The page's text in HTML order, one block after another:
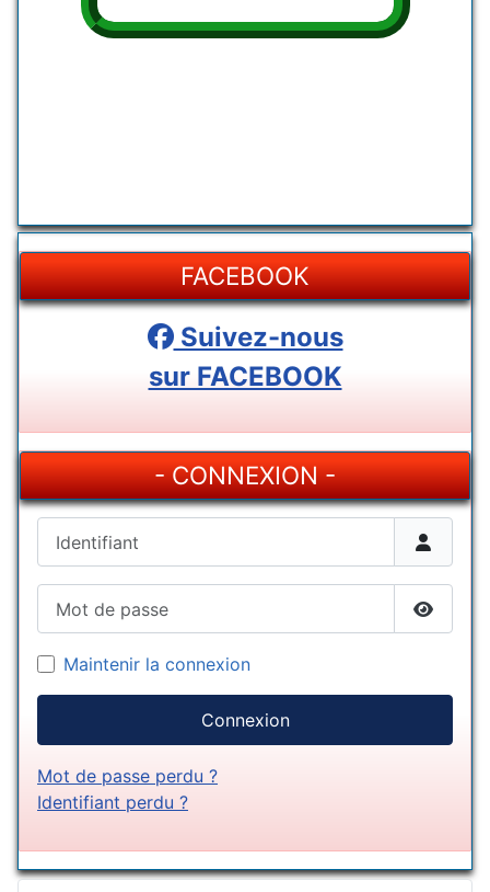
FACEBOOK
Suivez-nous
sur FACEBOOK
- CONNEXION -
Maintenir la connexion
Connexion
Mot de passe perdu ?
Identifiant perdu ?